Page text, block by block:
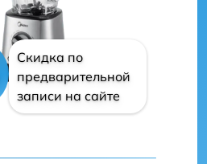
Скидка по
предварительной
записи на сайте